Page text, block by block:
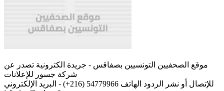
موقع الصحفيين التونسيين بصفاقس - جريدة الكترونية تصدر عن
شركة جسور للإعلانات
للإتصال أو نشر الردود الهاتف 54779966 (216+) - البريد الإلكتروني